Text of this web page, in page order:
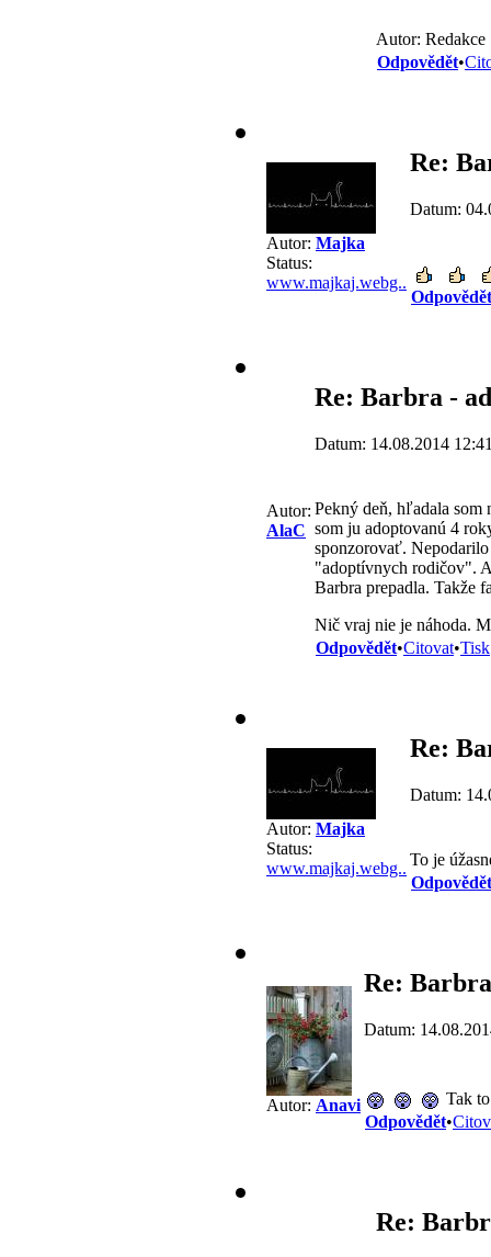
Autor: Redakce
Odpovědět•
Autor: Majka
Status:
www.majkaj.webg..
Re:
Datum:
Odpovědět
Autor:
AlaC
Re: Barbra -
Datum: 14.08.2014
Pekný deň, hľadala som
som ju adoptovanú 4
sponzorovať.
"adoptívnych rodičov".
Barbra prepadla. Takže
Nič vraj nie je náhoda.
Odpovědět•Citovat•Tisk
Autor: Majka
Status:
www.majkaj.webg..
Re:
Datum:
To je
Odpovědět
Autor: Anavi
Re:
Datum:
Tak
Odpovědět•
Re: